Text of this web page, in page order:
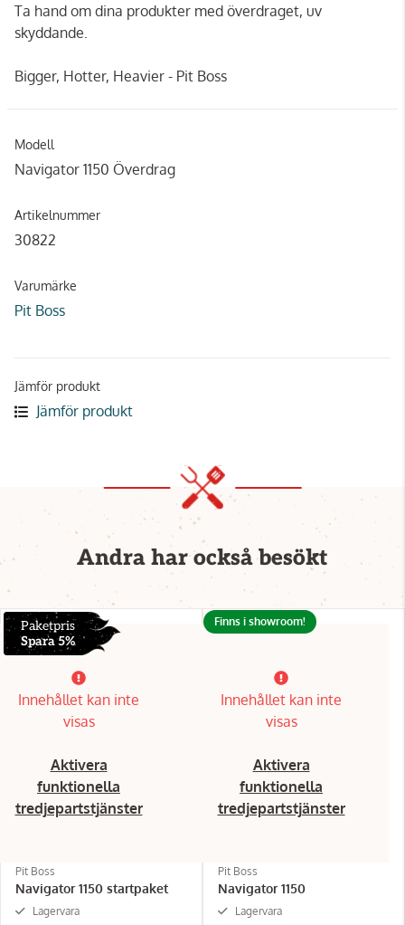
Ta hand om dina produkter med överdraget, uv
skyddande.
Bigger, Hotter, Heavier - Pit Boss
Modell
Navigator 1150 Överdrag
Artikelnummer
30822
Varumärke
Pit Boss
Jämför produkt
Jämför produkt
Andra har också besökt
Paketpris
Spara 5%
Innehållet kan inte
visas
Aktivera
funktionella
tredjepartstjänster
Pit Boss
Navigator 1150 startpaket
Lagervara
Innehållet kan inte
visas
Aktivera
funktionella
tredjepartstjänster
Pit Boss
Navigator 1150
Lagervara
Finns i showroom!